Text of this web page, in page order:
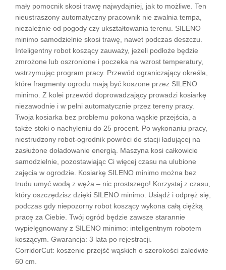
mały pomocnik skosi trawę najwydajniej, jak to możliwe. Ten
nieustraszony automatyczny pracownik nie zwalnia tempa,
niezależnie od pogody czy ukształtowania terenu. SILENO
minimo samodzielnie skosi trawę, nawet podczas deszczu.
Inteligentny robot koszący zauważy, jeżeli podłoże będzie
zmrożone lub oszronione i poczeka na wzrost temperatury,
wstrzymując program pracy. Przewód ograniczający określa,
które fragmenty ogrodu mają być koszone przez SILENO
minimo. Z kolei przewód doprowadzający prowadzi kosiarkę
niezawodnie i w pełni automatycznie przez tereny pracy.
Twoja kosiarka bez problemu pokona wąskie przejścia, a
także stoki o nachyleniu do 25 procent. Po wykonaniu pracy,
niestrudzony robot-ogrodnik powróci do stacji ładującej na
zasłużone doładowanie energią. Maszyna kosi całkowicie
samodzielnie, pozostawiając Ci więcej czasu na ulubione
zajęcia w ogrodzie. Kosiarkę SILENO minimo można bez
trudu umyć wodą z węża – nic prostszego! Korzystaj z czasu,
który oszczędzisz dzięki SILENO minimo. Usiądź i odpręż się,
podczas gdy niepozorny robot koszący wykona całą ciężką
pracę za Ciebie. Twój ogród będzie zawsze starannie
wypielęgnowany z SILENO minimo: inteligentnym robotem
koszącym. Gwarancja: 3 lata po rejestracji.
CorridorCut: koszenie przejść wąskich o szerokości zaledwie
60 cm.